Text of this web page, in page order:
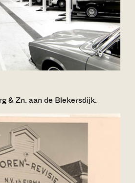
& Zn. aan de Blekersdijk.